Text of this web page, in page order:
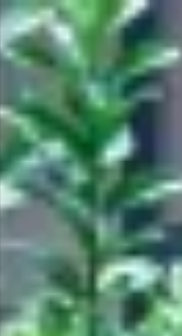
all'angolo tra la
al suo antico
terra, ispirato
TPC ha avuto